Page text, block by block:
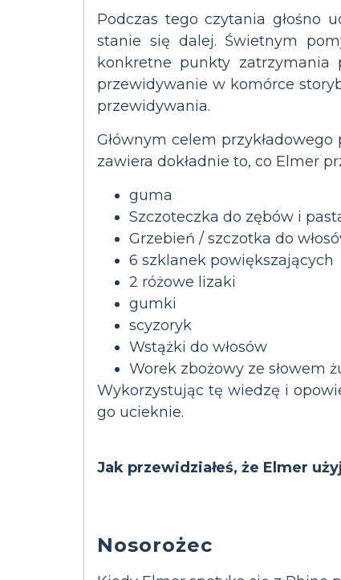
Podczas tego czytania głośno
stanie się dalej. Świetnym
konkretne punkty zatrzymania
przewidywanie w komórce
przewidywania.
Głównym celem
zawiera dokładnie to, co Elmer
guma
Szczoteczka do zębów i
Grzebień / szczotka do
6 szklanek powiększających
2 różowe lizaki
gumki
scyzoryk
Wstążki do włosów
Worek zbożowy ze słowem
Wykorzystując tę ​​wiedzę i
go ucieknie.
Jak przewidziałeś, że Elmer
Nosorożec